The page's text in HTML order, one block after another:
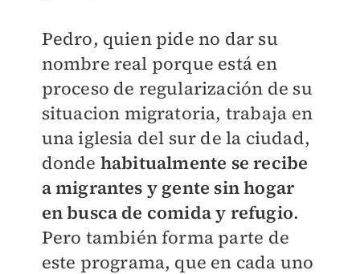
Pedro, quien pide no dar su
nombre real porque está en
proceso de regularización de su
situacion migratoria, trabaja en
una iglesia del sur de la ciudad,
donde habitualmente se recibe
a migrantes y gente sin hogar
en busca de comida y refugio.
Pero también forma parte de
este programa, que en cada uno